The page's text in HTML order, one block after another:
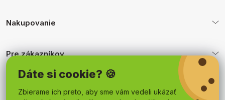
Dáte si cookie? 🍪
Zbierame ich preto, aby sme vám vedeli ukázať
Nakupovanie
Pre zákazníkov